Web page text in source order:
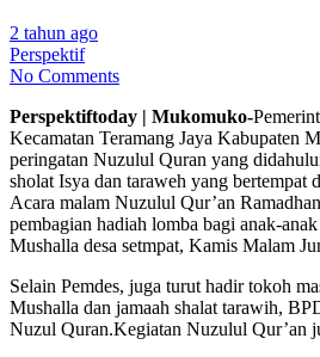
2 tahun ago
Perspektif
No Comments
Perspektiftoday | Mukomuko-
Kecamatan Teramang Jaya Kabupaten
peringatan Nuzulul Quran yang
sholat Isya dan taraweh yang bertempat
Acara malam Nuzulul Qur’an
pembagian hadiah lomba bagi anak-
Mushalla desa setmpat, Kamis Malam
Selain Pemdes, juga turut hadir tokoh
Mushalla dan jamaah shalat tarawih,
Nuzul Quran.Kegiatan Nuzulul Qur’an